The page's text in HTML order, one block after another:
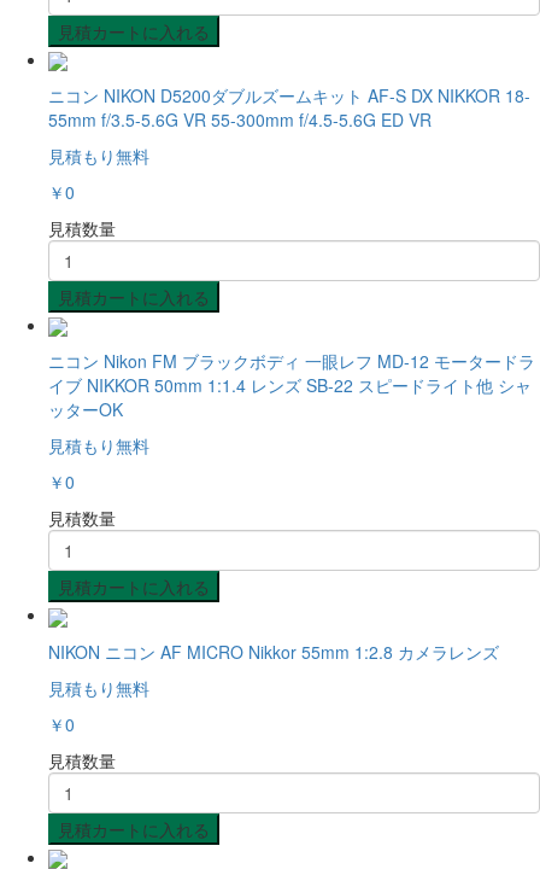
見積カートに入れる
ニコン NIKON D5200ダブルズームキット AF-S DX NIKKOR 18-
55mm f/3.5-5.6G VR 55-300mm f/4.5-5.6G ED VR
見積もり無料
￥0
見積数量
見積カートに入れる
ニコン Nikon FM ブラックボディ 一眼レフ MD-12 モータードラ
イブ NIKKOR 50mm 1:1.4 レンズ SB-22 スピードライト他 シャ
ッターOK
見積もり無料
￥0
見積数量
見積カートに入れる
NIKON ニコン AF MICRO Nikkor 55mm 1:2.8 カメラレンズ
見積もり無料
￥0
見積数量
見積カートに入れる